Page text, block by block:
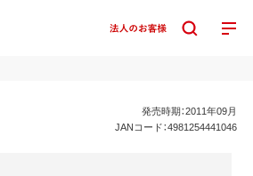
発売時期：2011年09月
JANコード：4981254441046